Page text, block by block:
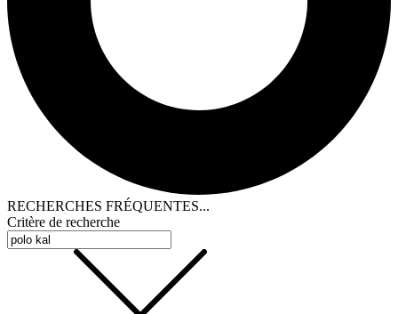
RECHERCHES FRÉQUENTES...
Critère de recherche